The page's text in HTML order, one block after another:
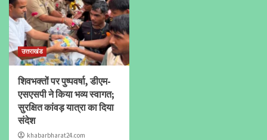
उत्तराखंड
शिवभक्तों पर पुष्पवर्षा, डीएम-
एसएसपी ने किया भव्य स्वागत;
सुरक्षित कांवड़ यात्रा का दिया
संदेश
khabarbharat24.com